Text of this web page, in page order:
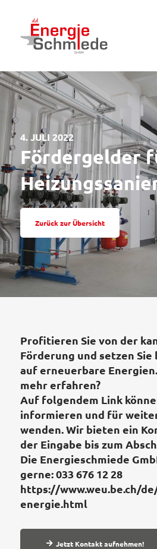
4. JULI 2022
Fördergelder
Zurück zur Übersicht
Profitieren Sie von der
Förderung und setzen
auf erneuerbare
mehr erfahren?
Auf folgendem Link
informieren und für
wenden. Wir bieten ein
der Eingabe bis zum
Die Energieschmiede
gerne: 033 676 12 28
https://www.weu.be.ch/
energie.html
Jetzt Kontakt aufnehmen!